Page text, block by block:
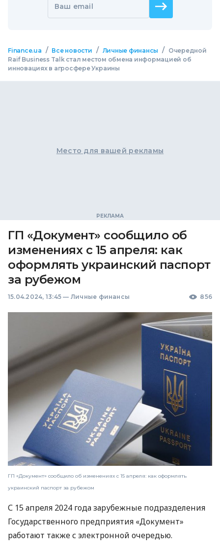
Ваш email
Finance.ua / Все новости / Личные финансы /
Очередной
Raif Business Talk стал местом обмена информацией об
инновациях в агросфере Украины
Место для вашей рекламы
ГП «Документ» сообщило об
изменениях с 15 апреля: как
оформлять украинский паспорт
за рубежом
15.04.2024, 13:45 — Личные финансы 856
ГП «Документ» сообщило об изменениях с 15 апреля: как оформлять
украинский паспорт за рубежом
С 15 апреля 2024 года зарубежные подразделения
Государственного предприятия «Документ»
работают также с электронной очередью.